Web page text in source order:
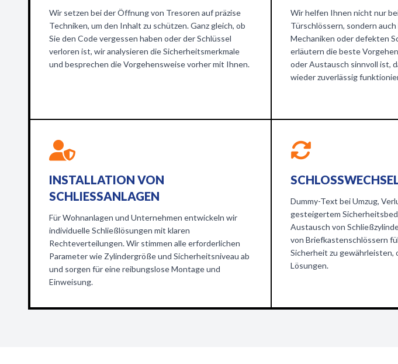
Wir setzen bei der Öffnung von Tresoren auf präzise
Techniken, um den Inhalt zu schützen. Ganz gleich, ob
Sie den Code vergessen haben oder der Schlüssel
verloren ist, wir analysieren die Sicherheitsmerkmale
und besprechen die Vorgehensweise vorher mit Ihnen.
Wir helfen Ihnen nicht nur
Türschlössern, sondern
Mechaniken oder defekten
erläutern die beste
oder Austausch sinnvoll ist,
wieder zuverlässig
INSTALLATION VON
SCHLIESSANLAGEN
Für Wohnanlagen und Unternehmen entwickeln wir
individuelle Schließlösungen mit klaren
Rechteverteilungen. Wir stimmen alle erforderlichen
Parameter wie Zylindergröße und Sicherheitsniveau ab
und sorgen für eine reibungslose Montage und
Einweisung.
Dummy-Text bei Umzug,
gesteigertem
Austausch von
von Briefkastenschlössern
Sicherheit zu gewährleisten,
Lösungen.